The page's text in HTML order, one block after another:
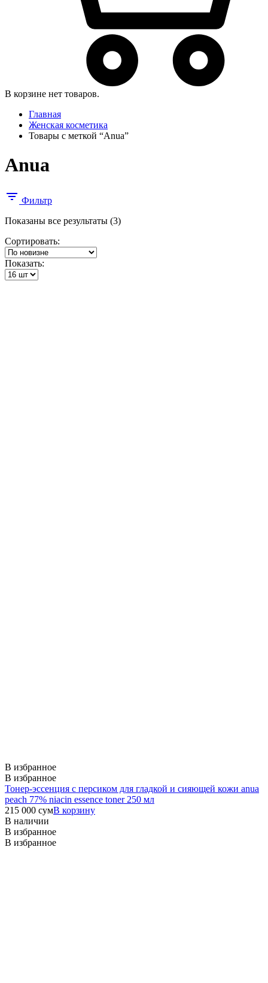
В корзине нет товаров.
Главная
Женская косметика
Товары с меткой “Anua”
Anua
Фильтр
Показаны все результаты (3)Сортировка:
Сортировать:
Показать:
В избранное
В избранное
Тонер-эссенция с персиком для гладкой и сияющей кожи anua
peach 77% niacin essence toner 250 мл
215 000 сумВ корзину
В наличии
В избранное
В избранное